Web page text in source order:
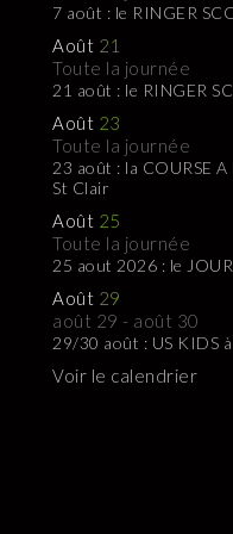
7 août : le RINGER
Août 21
Toute la journée
21 août : le RINGER
Août 23
Toute la journée
23 août : la COURSE A
St Clair
Août 25
Toute la journée
25 aout 2026 : le
Août 29
août 29 - août 30
29/30 août : US KIDS
Voir le calendrier